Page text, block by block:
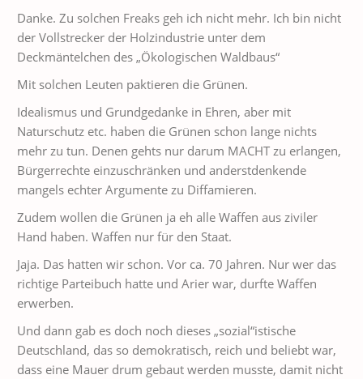
Danke. Zu solchen Freaks geh ich nicht mehr. Ich bin nicht
der Vollstrecker der Holzindustrie unter dem
Deckmäntelchen des „Ökologischen Waldbaus“
Mit solchen Leuten paktieren die Grünen.
Idealismus und Grundgedanke in Ehren, aber mit
Naturschutz etc. haben die Grünen schon lange nichts
mehr zu tun. Denen gehts nur darum MACHT zu erlangen,
Bürgerrechte einzuschränken und anderstdenkende
mangels echter Argumente zu Diffamieren.
Zudem wollen die Grünen ja eh alle Waffen aus ziviler
Hand haben. Waffen nur für den Staat.
Jaja. Das hatten wir schon. Vor ca. 70 Jahren. Nur wer das
richtige Parteibuch hatte und Arier war, durfte Waffen
erwerben.
Und dann gab es doch noch dieses „sozial“istische
Deutschland, das so demokratisch, reich und beliebt war,
dass eine Mauer drum gebaut werden musste, damit nicht